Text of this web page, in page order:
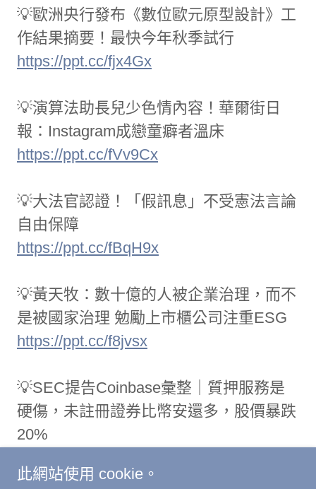
💡歐洲央行發布《數位歐元原型設計》工
作結果摘要！最快今年秋季試行
https://ppt.cc/fjx4Gx
💡演算法助長兒少色情內容！華爾街日
報：Instagram成戀童癖者溫床
https://ppt.cc/fVv9Cx
💡大法官認證！「假訊息」不受憲法言論
自由保障
https://ppt.cc/fBqH9x
💡黃天牧：數十億的人被企業治理，而不
是被國家治理 勉勵上市櫃公司注重ESG
https://ppt.cc/f8jvsx
💡SEC提告Coinbase彙整｜質押服務是
硬傷，未註冊證券比幣安還多，股價暴跌
20%
此網站使用 cookie。